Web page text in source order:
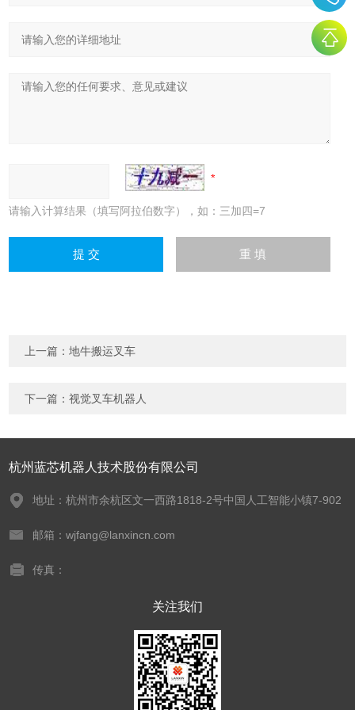
请输入计算结果（填写阿拉伯数字），如：三加四=7
上一篇：地牛搬运叉车
下一篇：视觉叉车机器人
杭州蓝芯机器人技术股份有限公司
地址：杭州市余杭区文一西路1818-2号中国人工智能小镇7-902
邮箱：wjfang@lanxincn.com
传真：
关注我们